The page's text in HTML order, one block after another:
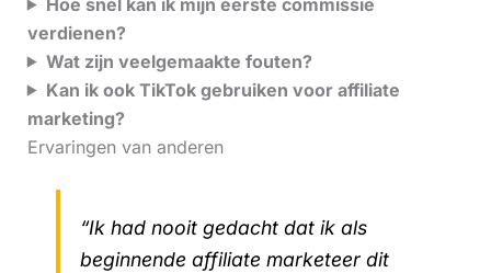
verdienen?
Wat zijn veelgemaakte fouten?
Kan ik ook TikTok gebruiken voor affiliate
marketing?
Ervaringen van anderen
“Ik had nooit gedacht dat ik als
beginnende affiliate marketeer dit